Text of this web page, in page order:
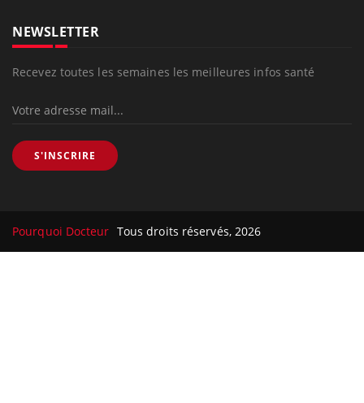
NEWSLETTER
Recevez toutes les semaines les meilleures infos santé
S'INSCRIRE
Pourquoi Docteur Tous droits réservés, 2026